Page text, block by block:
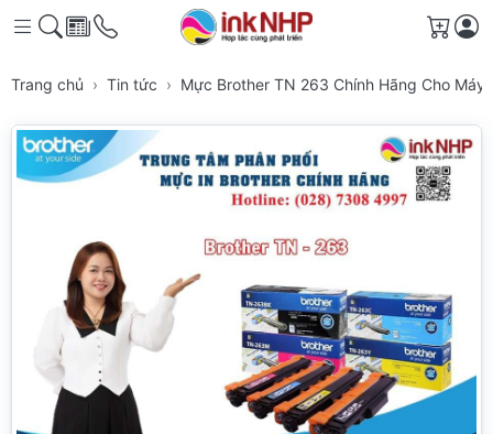
Giỏ
Trang chủ Tin tức Mực Brother TN 263 Chính Hãng Cho Máy